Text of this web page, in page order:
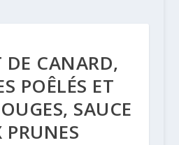
DE CANARD,
POÊLÉS ET
SAUCE
PRUNES